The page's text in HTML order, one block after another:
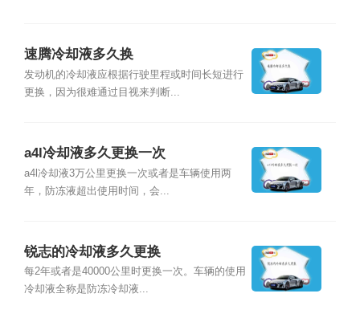
速腾冷却液多久换
发动机的冷却液应根据行驶里程或时间长短进行
更换，因为很难通过目视来判断...
a4l冷却液多久更换一次
a4l冷却液3万公里更换一次或者是车辆使用两
年，防冻液超出使用时间，会...
锐志的冷却液多久更换
每2年或者是40000公里时更换一次。车辆的使用
冷却液全称是防冻冷却液...